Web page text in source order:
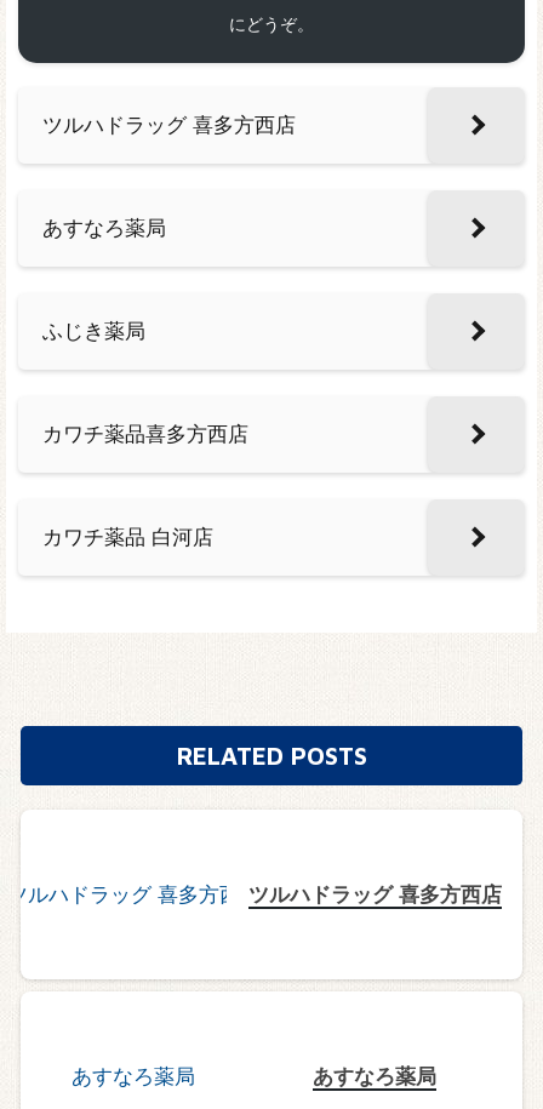
にどうぞ。
ツルハドラッグ 喜多方西店
あすなろ薬局
ふじき薬局
カワチ薬品喜多方西店
カワチ薬品 白河店
RELATED POSTS
ツルハドラッグ 喜多方西店
あすなろ薬局